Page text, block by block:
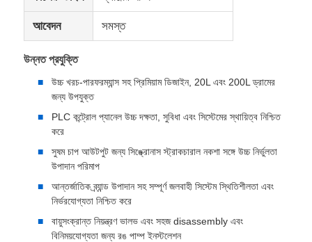
সিলিকন ইনজেকশন মোল্ডিং মেশিন
এলএসআর ডোজিং সিস্টেম
ওভারমোল্ডিং মেশিন
ইনজেকশন মোল্ডিং মেশিনের আনুষাঙ্গিক
আবেদন সমস্ত
উন্নত প্রযুক্তি
উচ্চ খরচ-পারফরম্যান্স সহ প্রিমিয়াম ডিজাইন, 20L এবং 200L ড্রামের
জন্য উপযুক্ত
PLC কন্ট্রোল প্যানেল উচ্চ দক্ষতা, সুবিধা এবং সিস্টেমের স্থায়িত্ব নিশ্চিত
করে
সুষম চাপ আউটপুট জন্য সিঙ্ক্রোনাস স্ট্রাকচারাল নকশা সঙ্গে উচ্চ নির্ভুলতা
উপাদান পরিমাপ
আন্তর্জাতিক ব্র্যান্ড উপাদান সহ সম্পূর্ণ জলবাহী সিস্টেম স্থিতিশীলতা এবং
নির্ভরযোগ্যতা নিশ্চিত করে
বায়ুসংক্রান্ত নিয়ন্ত্রণ ভালভ এবং সহজ disassembly এবং
বিনিময়যোগ্যতা জন্য রঙ পাম্প ইনস্টলেশন